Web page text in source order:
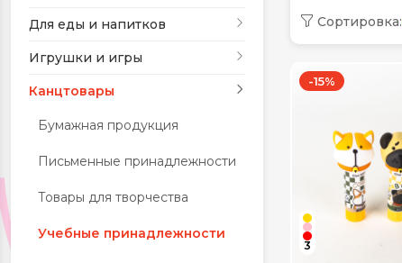
Канцтовары
Одежда и обувь
подборки
Для еды и напитков
Игрушки и игры
Канцтовары
Бумажная продукция
Письменные принадлежности
Товары для творчества
Учебные принадлежности
Сортировка:
-15%
3